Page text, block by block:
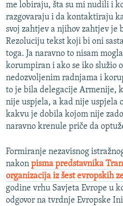
me lobiraju, šta su mi nudili i
razgovaraju i da kontaktiraju
svoj zahtjev a njihov zahtjev je
Rezoluciju tekst koji bi oni
toga. Ja naravno to nisam
korumpiran i ako se iko služio
nedozvoljenim radnjama i
to je bila delegacije Armenije,
nije uspjela, a kad nije uspjela
kakvu je dobila kojom nije
naravno krenule priče da
Formiranje nezavisnog
nakon pisma predstavnika
organizacija iz šest evropskih
godine vrhu Savjeta Evrope u
odgovor na tvrdnje Evropske